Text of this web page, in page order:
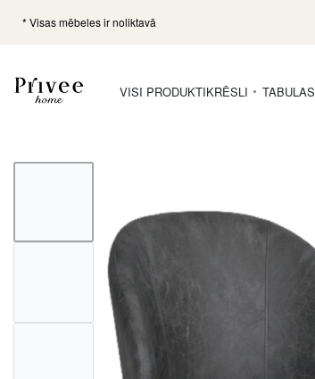
* Visas mēbeles ir noliktavā
VISI PRODUKTIKRĒSLI TABULAS